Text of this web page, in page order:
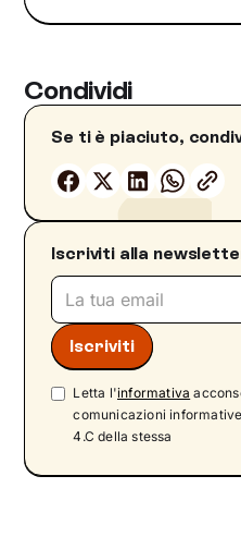
Condividi
Se ti è piaciuto,
Iscriviti alla
Letta l'informativa
comunicazioni
4.C della stessa